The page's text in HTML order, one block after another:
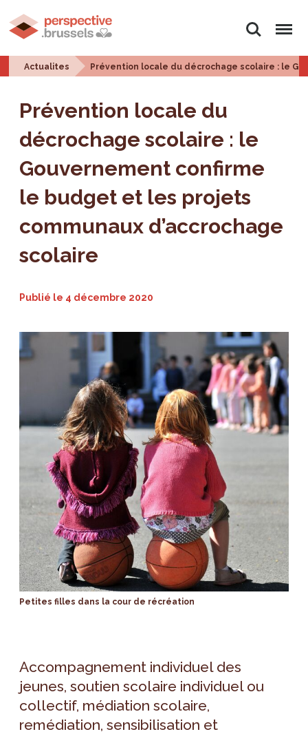
Rechercher
Menu
Actualites Prévention locale du décrochage scolaire : le
Prévention locale du
décrochage scolaire : le
Gouvernement confirme
le budget et les projets
communaux d’accrochage
scolaire
Publié le 4 décembre 2020
Petites filles dans la cour de récréation
Accompagnement individuel des
jeunes, soutien scolaire individuel ou
collectif, médiation scolaire,
remédiation, sensibilisation et